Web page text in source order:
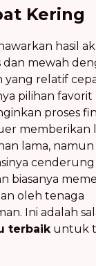
Kering
hasil
dan mewah
yang relatif
pilihan
proses
memberikan
lama,
biasanya
oleh tenaga
Ini adalah
terbaik untuk